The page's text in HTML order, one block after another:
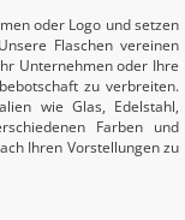
oder Logo und setzen
Flaschen vereinen
Unternehmen oder Ihre
zu verbreiten.
wie Glas, Edelstahl,
Farben und
Ihren Vorstellungen zu